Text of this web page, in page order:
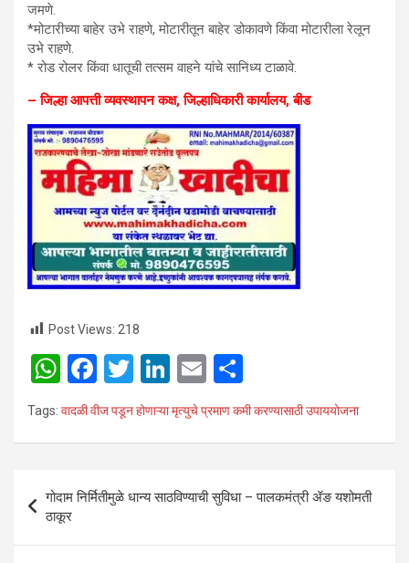
जमणे.
*मोटारीच्या बाहेर उभे राहणे, मोटारीतून बाहेर डोकावणे किंवा मोटारीला रेलून
उभे राहणे.
* रोड रोलर किंवा धातूची तत्सम वाहने यांचे सानिध्य टाळावे.
– जिल्हा आपत्ती व्यवस्थापन कक्ष,जिल्हाधिकारी कार्यालय, बीड
Post Views: 218
W
h
at
A
p
p
F
a
ce
o
o
k
T
wi
tt
Li
n
ke
n
E
m
ail
h
ar
Tags: वादळी वीज पडून होणाऱ्या मृत्युचे प्रमाण कमी करण्यासाठी उपाययोजना
Post
navigation
गोदाम निर्मितीमुळे धान्य साठविण्याची सुविधा – पालकमंत्री ॲङ यशोमती
ठाकूर